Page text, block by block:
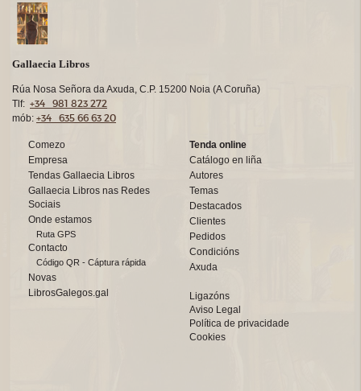
Gallaecia Libros
Rúa Nosa Señora da Axuda, C.P. 15200 Noia (A Coruña)
Tlf: +34 981 823 272
mób: +34 635 66 63 20
Comezo
Empresa
Tendas Gallaecia Libros
Gallaecia Libros nas Redes
Sociais
Onde estamos
Ruta GPS
Contacto
Código QR - Cáptura rápida
Novas
LibrosGalegos.gal
Tenda online
Catálogo en liña
Autores
Temas
Destacados
Clientes
Pedidos
Condicións
Axuda
Ligazóns
Aviso Legal
Política de privacidade
Cookies